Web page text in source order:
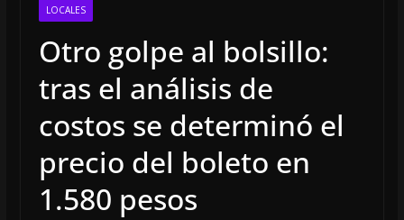
LOCALES
Otro golpe al bolsillo:
tras el análisis de
costos se determinó el
precio del boleto en
1.580 pesos